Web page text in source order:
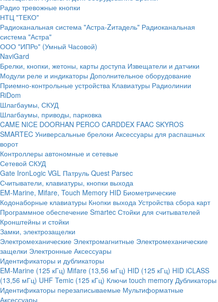
Радио тревожные кнопки
НТЦ "ТЕКО"
Радиоканальная система "Астра-Zитадель" Радиоканальная
система "Астра"
ООО "ИПРо" (Умный Часовой)
NaviGard
Брелки, кнопки, жетоны, карты доступа Извещатели и датчики
Модули реле и индикаторы Дополнительное оборудование
Приемно-контрольные устройства Клавиатуры Радиолинии
RiDom
Шлагбаумы, СКУД
Шлагбаумы, приводы, парковка
CAME NICE DOORHAN PERCO CARDDEX FAAC SKYROS
SMARTEC Универсальные брелоки Аксессуары для распашных
ворот
Контроллеры автономные и сетевые
Сетевой СКУД
Gate IronLogic VGL Патруль Quest Parsec
Считыватели, клавиатуры, кнопки выхода
EM-Marine, Mifare, Touch Memory HID Биометрические
Кодонаборные клавиатуры Кнопки выхода Устройства сбора карт
Программное обеспечение Smartec Стойки для считывателей
Кронштейны и стойки
Замки, электрозащелки
Электромеханические Электромагнитные Электромеханические
защелки Электронные Аксессуары
Идентификаторы и дубликаторы
EM-Marine (125 кГц) Mifare (13,56 мГц) HID (125 кГц) HID iCLASS
(13,56 мГц) UHF Temic (125 кГц) Ключи touch memory Дубликаторы
Идентификаторы перезаписываемые Мультиформатные
Аксессуары